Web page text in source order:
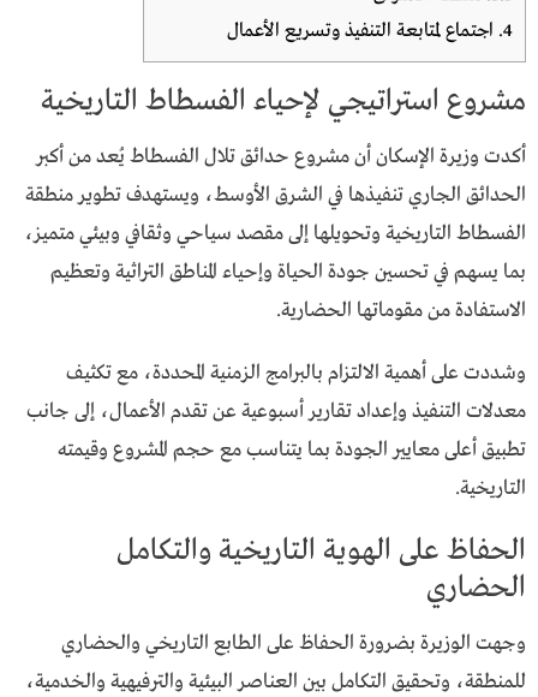
4. اجتماع لمتابعة التنفيذ وتسريع الأعمال
مشروع استراتيجي لإحياء الفسطاط التاريخية
أكدت وزيرة الإسكان أن مشروع حدائق تلال الفسطاط يُعد من أكبر
الحدائق الجاري تنفيذها في الشرق الأوسط، ويستهدف تطوير منطقة
الفسطاط التاريخية وتحويلها إلى مقصد سياحي وثقافي وبيئي متميز،
بما يسهم في تحسين جودة الحياة وإحياء المناطق التراثية وتعظيم
الاستفادة من مقوماتها الحضارية.
وشددت على أهمية الالتزام بالبرامج الزمنية المحددة، مع تكثيف
معدلات التنفيذ وإعداد تقارير أسبوعية عن تقدم الأعمال، إلى جانب
تطبيق أعلى معايير الجودة بما يتناسب مع حجم المشروع وقيمته
التاريخية.
الحفاظ على الهوية التاريخية والتكامل
الحضاري
وجهت الوزيرة بضرورة الحفاظ على الطابع التاريخي والحضاري
للمنطقة، وتحقيق التكامل بين العناصر البيئية والترفيهية والخدمية،